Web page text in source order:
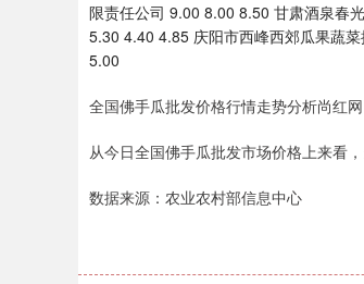
限责任公司 9.00 8.00 8.50 甘肃酒泉春
5.30 4.40 4.85 庆阳市西峰西郊瓜果蔬
5.00
全国佛手瓜批发价格行情走势分析尚红网
从今日全国佛手瓜批发市场价格上来看
数据来源：农业农村部信息中心